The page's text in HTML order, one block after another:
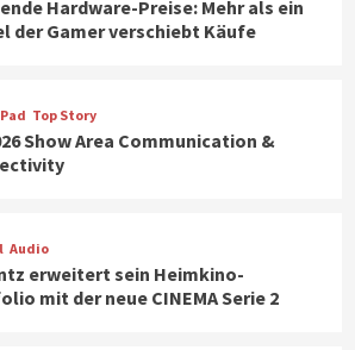
Hardware-Preise: Mehr als ein
der Gamer verschiebt Käufe
Top Story
Show Area Communication &
Audio
erweitert sein Heimkino-
mit der neue CINEMA Serie 2